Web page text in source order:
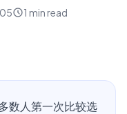
1 min read
数人第一次比较选